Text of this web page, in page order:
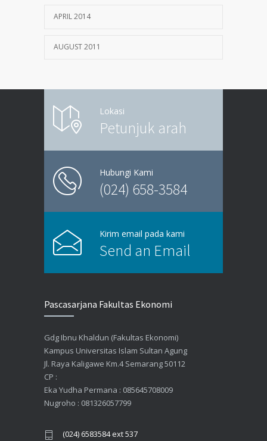
APRIL 2014
AUGUST 2011
Lokasi
Petunjuk arah
Hubungi Kami
(024) 658-3584
Kirim email pada kami
Send an Email
Pascasarjana Fakultas Ekonomi
Gdg Ibnu Khaldun (Fakultas Ekonomi)
Kampus Universitas Islam Sultan Agung
Jl. Raya Kaligawe Km.4 Semarang 50112
CP :
Eka Yudha Permana : 085645708009
Nugroho : 081326057799
(024) 6583584 ext 537